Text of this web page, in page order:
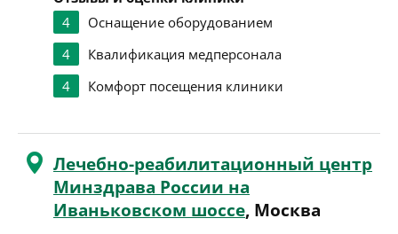
4
Оснащение оборудованием
4
Квалификация медперсонала
4
Комфорт посещения клиники
Лечебно-реабилитационный центр
Минздрава России на
Иваньковском шоссе, Москва